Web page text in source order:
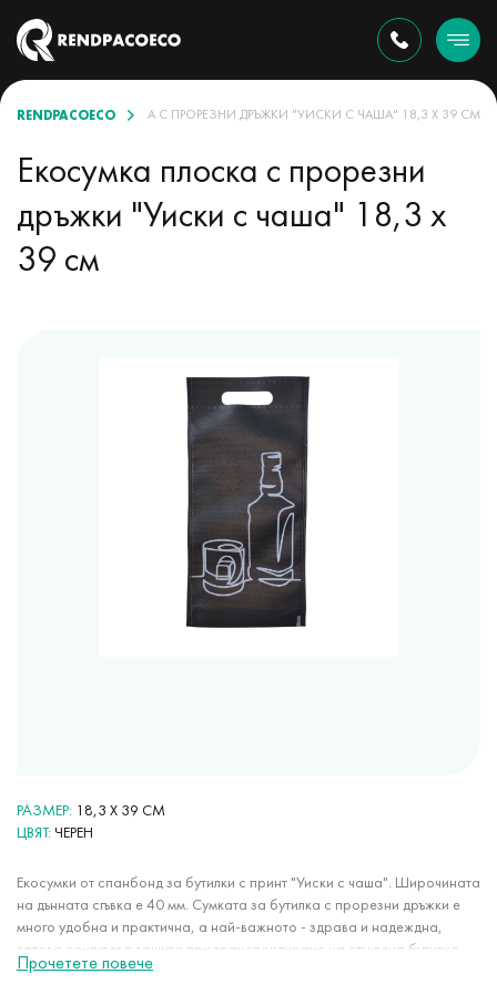
RENDPACOECO
ЕКОСУМКА ПЛОСКА С ПРОРЕЗНИ ДРЪЖКИ "УИСКИ С ЧАША" 18,3 Х 39 СМ
Екосумка плоска с прорезни
дръжки "Уиски с чаша" 18,3 х
39 см
РАЗМЕР
18,3 Х 39 СМ
ЦВЯТ ЧЕРЕН
Екосумки от спанбонд за бутилки с принт "Уиски с чаша". Широчината
на дънната сгъвка е 40 мм. Сумката за бутилка с прорезни дръжки е
много удобна и практична, а най-важното - здрава и надеждна,
затова осигурява защита при транспортиране на стъклена бутилка.
Изглежда стилно и оригинално. Ще направи подаръка максимално
Прочетете повече